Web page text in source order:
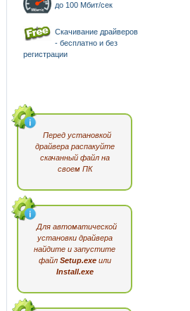
до 100 Мбит/сек
Скачивание драйверов
- бесплатно и без
регистрации
Перед установкой
драйвера распакуйте
скачанный файл на
своем ПК
Для автоматической
установки драйвера
найдите и запустите
файл Setup.exeили
Install.exe